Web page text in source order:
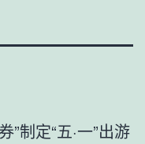
”制定“五·一”出游